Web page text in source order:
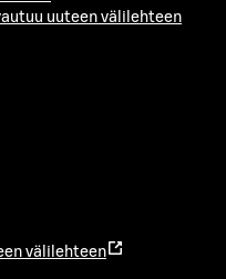
uuteen välilehteen
välilehteen